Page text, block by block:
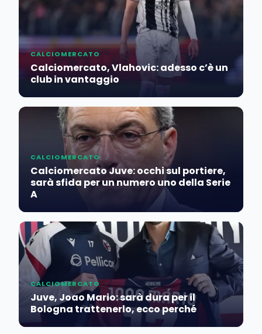
CALCIOMERCATO
Calciomercato, Vlahovic: adesso c’è un
club in vantaggio
CALCIOMERCATO
Calciomercato Juve: occhi sul portiere,
sarà sfida per un numero uno della Serie
A
CALCIOMERCATO
Juve, Joao Mario: sarà dura per il
Bologna trattenerlo, ecco perché